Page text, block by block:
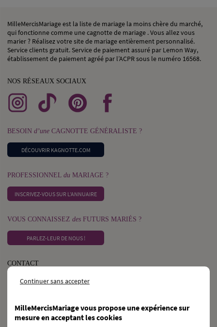
MilleMercisMariage est la liste de mariage la moins chère du marché,
qui fonctionne comme une cagnotte de mariage . Vous allez vous
marier ? Réalisez votre site de mariage entièrement personnalisé.
Service clients gratuit. Service de paiement assuré par Lemon Way,
établissement de paiement agréé par l’ACPR sous le numéro 16568.
NOS RÉSEAUX SOCIAUX
BESOIN d’une CAGNOTTE GÉNÉRALISTE ?
DÉCOUVRIR KAGNOTTE.COM
PROFESSIONNEL du MARIAGE ?
INSCRIVEZ-VOUS SUR L’ANNUAIRE
VOUS CONNAISSEZ des FUTURS MARIÉS ?
PARLEZ-LEUR DE NOUS !
CONTACT
MilleMercisMariage - Société M Pour Toujours :
contact@millemercismariage.com
0 806 110 405(Service gratuit hors coût opérateur)
Joignable du lundi au vendredi de 10h à 13h et de 14h à 17h
Continuer sans accepter
MilleMercisMariage vous propose une expérience sur
mesure en acceptant les cookies